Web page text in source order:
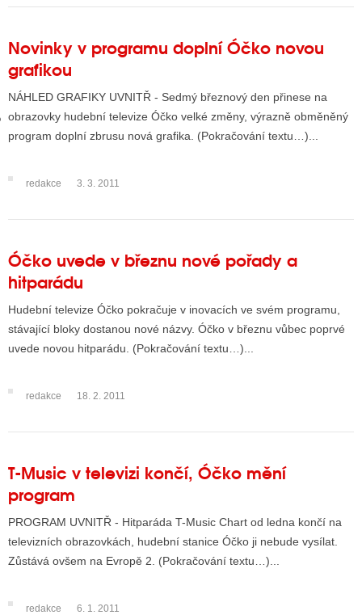
DISKUTÉRA NA RADIOTV
STARŠÍCH DISKUZÍ
Novinky v programu doplní Óčko novou
grafikou
NÁHLED GRAFIKY UVNITŘ - Sedmý březnový den přinese na
obrazovky hudební televize Óčko velké změny, výrazně obměněný
program doplní zbrusu nová grafika. (Pokračování textu…)...
redakce 3. 3. 2011
Óčko uvede v březnu nové pořady a
hitparádu
Hudební televize Óčko pokračuje v inovacích ve svém programu,
stávající bloky dostanou nové názvy. Óčko v březnu vůbec poprvé
uvede novou hitparádu. (Pokračování textu…)...
redakce 18. 2. 2011
T-Music v televizi končí, Óčko mění
program
PROGRAM UVNITŘ - Hitparáda T-Music Chart od ledna končí na
televizních obrazovkách, hudební stanice Óčko ji nebude vysílat.
Zůstává ovšem na Evropě 2. (Pokračování textu…)...
redakce 6. 1. 2011